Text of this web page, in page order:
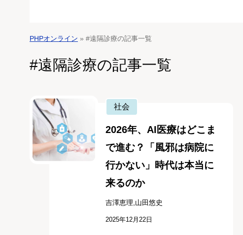
PHPオンライン » #遠隔診療の記事一覧
#遠隔診療の記事一覧
社会
2026年、AI医療はどこま
で進む？「風邪は病院に
行かない」時代は本当に
来るのか
吉澤恵理,山田悠史
2025年12月22日